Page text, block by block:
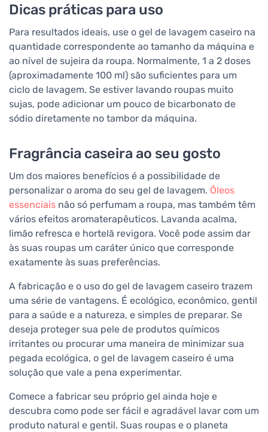
Dicas práticas para uso
Para resultados ideais, use o gel de lavagem caseiro na
quantidade correspondente ao tamanho da máquina e
ao nível de sujeira da roupa. Normalmente, 1 a 2 doses
(aproximadamente 100 ml) são suficientes para um
ciclo de lavagem. Se estiver lavando roupas muito
sujas, pode adicionar um pouco de bicarbonato de
sódio diretamente no tambor da máquina.
Fragrância caseira ao seu gosto
Um dos maiores benefícios é a possibilidade de
personalizar o aroma do seu gel de lavagem. Óleos
essenciais não só perfumam a roupa, mas também têm
vários efeitos aromaterapêuticos. Lavanda acalma,
limão refresca e hortelã revigora. Você pode assim dar
às suas roupas um caráter único que corresponde
exatamente às suas preferências.
A fabricação e o uso do gel de lavagem caseiro trazem
uma série de vantagens. É ecológico, econômico, gentil
para a saúde e a natureza, e simples de preparar. Se
deseja proteger sua pele de produtos químicos
irritantes ou procurar uma maneira de minimizar sua
pegada ecológica, o gel de lavagem caseiro é uma
solução que vale a pena experimentar.
Comece a fabricar seu próprio gel ainda hoje e
descubra como pode ser fácil e agradável lavar com um
produto natural e gentil. Suas roupas e o planeta